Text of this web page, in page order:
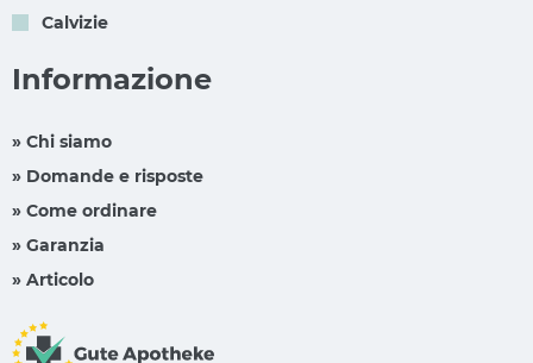
Calvizie
Informazione
» Chi siamo
» Domande e risposte
» Come ordinare
» Garanzia
» Articolo